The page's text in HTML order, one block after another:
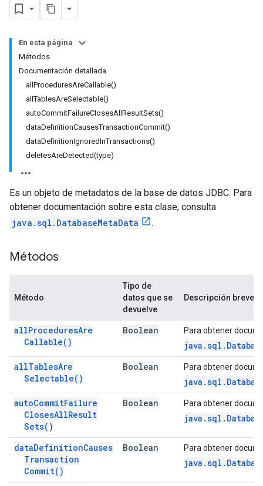
En esta página
Métodos
Documentación detallada
allProceduresAreCallable()
allTablesAreSelectable()
autoCommitFailureClosesAllResultSets()
dataDefinitionCausesTransactionCommit()
dataDefinitionIgnoredInTransactions()
deletesAreDetected(type)
Es un objeto de metadatos de la base de datos JDBC. Para
obtener documentación sobre esta clase, consulta
java.sql.DatabaseMetaData
.
Métodos
Método
Tipo de
datos que se
devuelve
Descripción breve
allProceduresAre
Callable( )
Boolean Para obtener
allTablesAre
Selectable( )
Boolean Para obtener
autoCommitFailure
ClosesAllResult
Sets( )
Boolean Para obtener
dataDefinitionCauses
Transaction
Commit( )
Boolean Para obtener